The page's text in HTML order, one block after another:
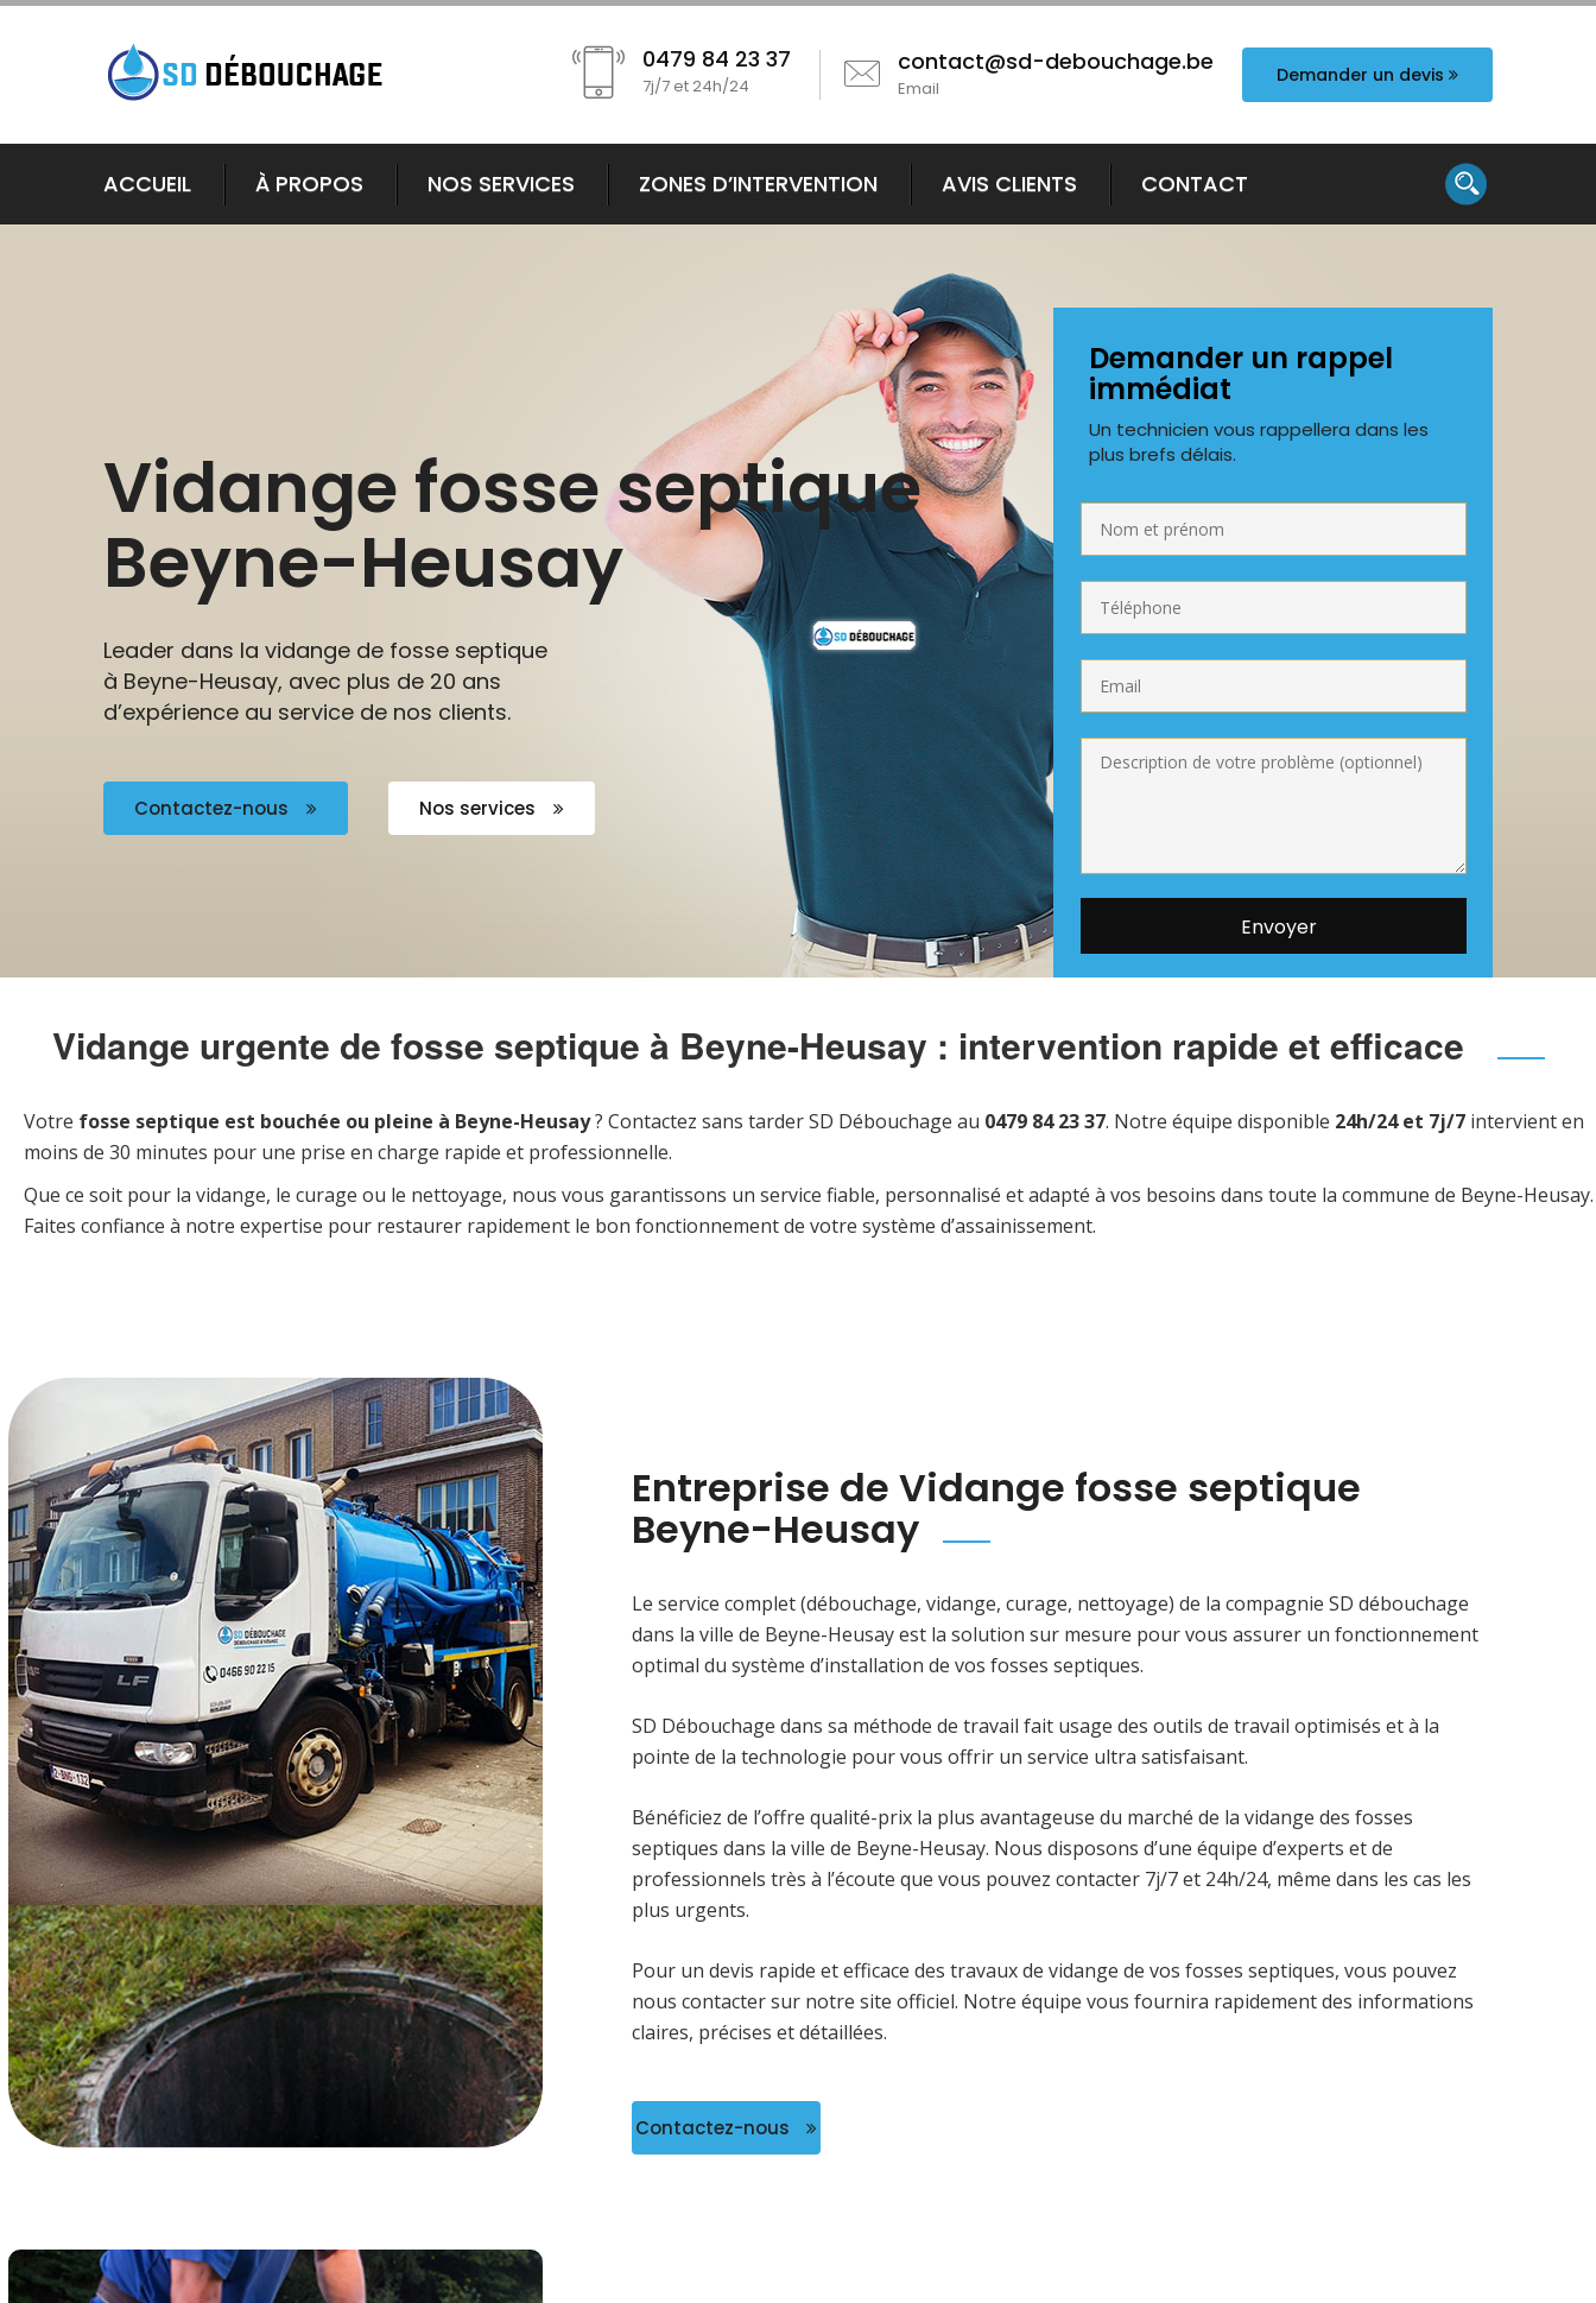
0479 84 23 37
7j/7 et 24h/24
contact@sd-debouchage.be
Email
Demander un devis
ACCUEIL À PROPOS NOS SERVICES ZONES D’INTERVENTION AVIS CLIENTS CONTACT
Vidange fosse septique
Beyne-Heusay
Leader dans la vidange de fosse septique
à Beyne-Heusay, avec plus de 20 ans
d’expérience au service de nos clients.
Contactez-nous Nos services
Demander un rappel
immédiat
Un technicien vous rappellera dans les
plus brefs délais.
Vidange urgente de fosse septique à Beyne-Heusay : intervention rapide et efficace
Votre fosse septique est bouchée ou pleine à Beyne-Heusay? Contactez sans tarder SD Débouchage au 0479 84 23 37. Notre équipe disponible 24h/24 et 7j/7 intervient en
moins de 30 minutes pour une prise en charge rapide et professionnelle.
Que ce soit pour la vidange, le curage ou le nettoyage, nous vous garantissons un service fiable, personnalisé et adapté à vos besoins dans toute la commune de Beyne-Heusay.
Faites confiance à notre expertise pour restaurer rapidement le bon fonctionnement de votre système d’assainissement.
Entreprise de Vidange fosse septique
Beyne-Heusay
Le service complet (débouchage, vidange, curage, nettoyage) de la compagnie SD débouchage
dans la ville de Beyne-Heusay est la solution sur mesure pour vous assurer un fonctionnement
optimal du système d’installation de vos fosses septiques.
SD Débouchage dans sa méthode de travail fait usage des outils de travail optimisés et à la
pointe de la technologie pour vous offrir un service ultra satisfaisant.
Bénéficiez de l’offre qualité-prix la plus avantageuse du marché de la vidange des fosses
septiques dans la ville de Beyne-Heusay. Nous disposons d’une équipe d’experts et de
professionnels très à l’écoute que vous pouvez contacter 7j/7 et 24h/24, même dans les cas les
plus urgents.
Pour un devis rapide et efficace des travaux de vidange de vos fosses septiques, vous pouvez
nous contacter sur notre site officiel. Notre équipe vous fournira rapidement des informations
claires, précises et détaillées.
Contactez-nous